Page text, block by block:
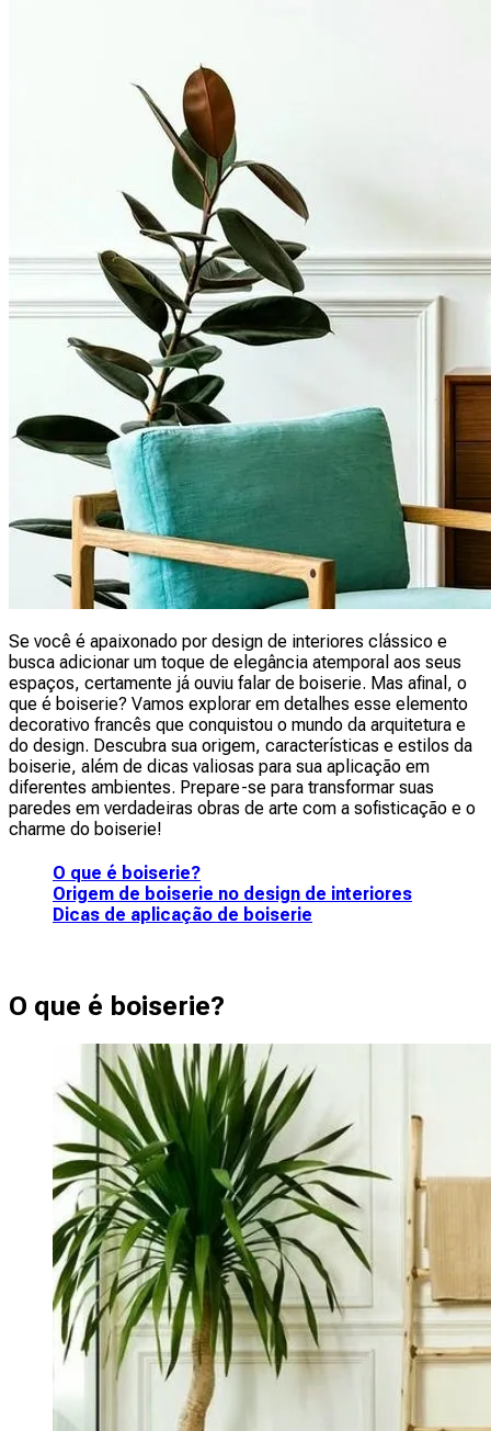
Se você é apaixonado por design de interiores clássico e
busca adicionar um toque de elegância atemporal aos seus
espaços, certamente já ouviu falar de boiserie. Mas afinal, o
que é boiserie? Vamos explorar em detalhes esse elemento
decorativo francês que conquistou o mundo da arquitetura e
do design. Descubra sua origem, características e estilos da
boiserie, além de dicas valiosas para sua aplicação em
diferentes ambientes. Prepare-se para transformar suas
paredes em verdadeiras obras de arte com a sofisticação e o
charme do boiserie!
O que é boiserie?
Origem de boiserie no design de interiores
Dicas de aplicação de boiserie
O que é boiserie?